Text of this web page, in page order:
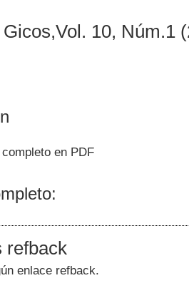
10, Núm.1
en PDF
refback
enlace refback.